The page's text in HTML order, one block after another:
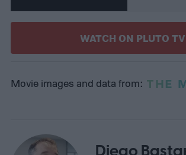
WATCH ON PLUTO TV
Movie images and data from: